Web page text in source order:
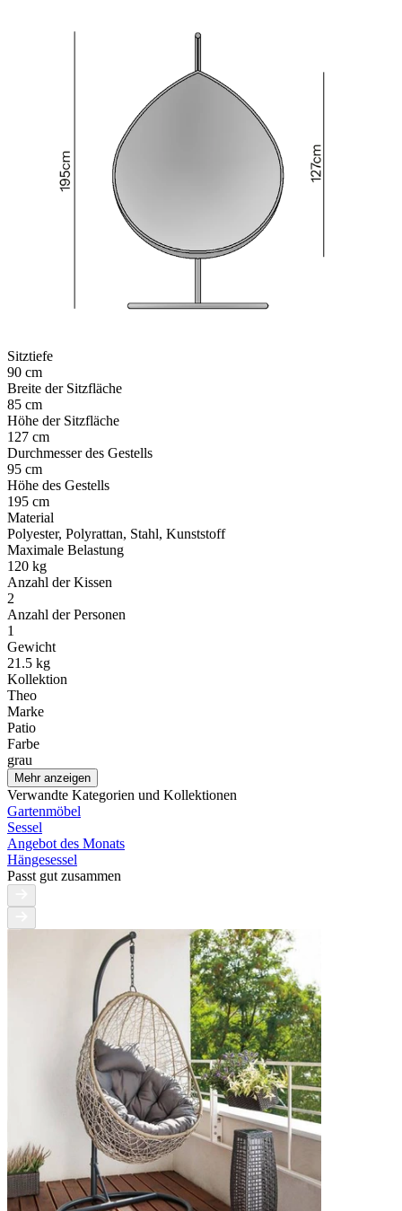
Sitztiefe
90 cm
Breite der Sitzfläche
85 cm
Höhe der Sitzfläche
127 cm
Durchmesser des Gestells
95 cm
Höhe des Gestells
195 cm
Material
Polyester, Polyrattan, Stahl, Kunststoff
Maximale Belastung
120 kg
Anzahl der Kissen
2
Anzahl der Personen
1
Gewicht
21.5 kg
Kollektion
Theo
Marke
Patio
Farbe
grau
Mehr anzeigen
Verwandte Kategorien und Kollektionen
Gartenmöbel
Sessel
Angebot des Monats
Hängesessel
Passt gut zusammen